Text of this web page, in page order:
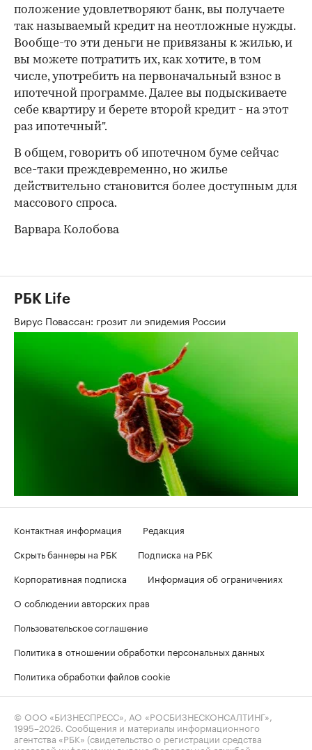
положение удовлетворяют банк, вы получаете
так называемый кредит на неотложные нужды.
Вообще-то эти деньги не привязаны к жилью, и
вы можете потратить их, как хотите, в том
числе, употребить на первоначальный взнос в
ипотечной программе. Далее вы подыскиваете
себе квартиру и берете второй кредит - на этот
раз ипотечный".
В общем, говорить об ипотечном буме сейчас
все-таки преждевременно, но жилье
действительно становится более доступным для
массового спроса.
Варвара Колобова
РБК Life
Вирус Повассан: грозит ли эпидемия России
Контактная информация
Редакция
Скрыть баннеры на РБК
Подписка на РБК
Корпоративная подписка
Информация об ограничениях
О соблюдении авторских прав
Пользовательское соглашение
Политика в отношении обработки персональных данных
Политика обработки файлов cookie
© ООО «БИЗНЕСПРЕСС», АО «РОСБИЗНЕСКОНСАЛТИНГ»,
1995–2026. Сообщения и материалы информационного
агентства «РБК» (свидетельство о регистрации средства